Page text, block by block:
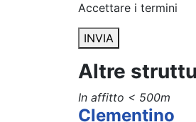
Accettare i termini
INVIA
Altre
In affitto < 500m
Clementino